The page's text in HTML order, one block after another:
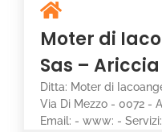
Moter di
Sas – Ariccia
Ditta: Moter di
Via Di Mezzo - 0072 -
Email: - www: -